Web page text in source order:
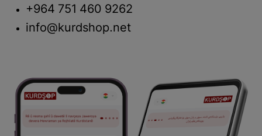
+964 751 460 9262
info@kurdshop.net